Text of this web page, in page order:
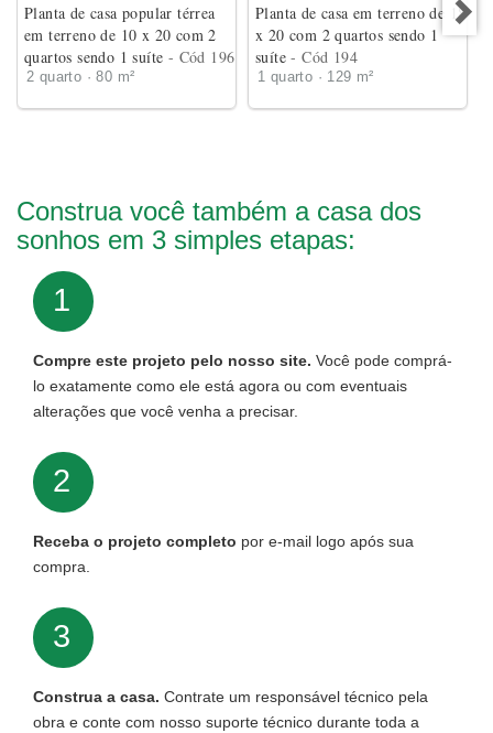
Planta de casa popular térrea
em terreno de 10 x 20 com 2
quartos sendo 1 suíte - Cód 196
2 quarto · 80 m²
Planta de casa em terreno de 18
x 20 com 2 quartos sendo 1
suíte- Cód 194
1 quarto · 129 m²
Construa você também a casa dos
sonhos em 3 simples etapas:
1
Compre este projeto pelo nosso site. Você pode comprá-
lo exatamente como ele está agora ou com eventuais
alterações que você venha a precisar.
2
Receba o projeto completo por e-mail logo após sua
compra.
3
Construa a casa. Contrate um responsável técnico pela
obra e conte com nosso suporte técnico durante toda a